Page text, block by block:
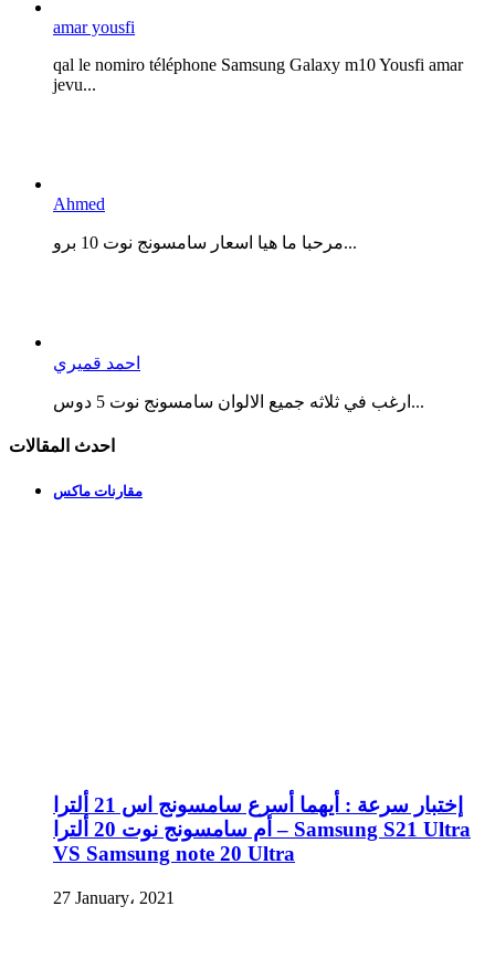
amar yousfi
qal le nomiro téléphone Samsung Galaxy m10 Yousfi amar
jevu...
Ahmed
مرحبا ما هيا اسعار سامسونج نوت 10 برو...
احمد قميري
ارغب في ثلاثه جميع الالوان سامسونج نوت 5 دوس...
احدث المقالات
مقارنات ماكس
إختبار سرعة : أيهما أسرع سامسونج اس 21 ألترا
أم سامسونج نوت 20 ألترا – Samsung S21 Ultra
VS Samsung note 20 Ultra
27 January، 2021